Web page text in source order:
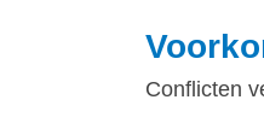
Conflicten